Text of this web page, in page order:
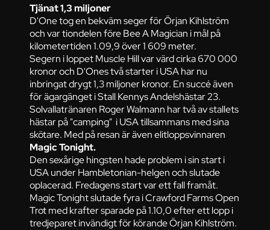
Tjänat 1,3 miljoner
D'One tog en bekväm seger för Örjan Kihlström
och var tiondelen före Bee A Magician i mål på
kilometertiden 1.09,9 över 1 609 meter.
Segern i loppet Muscle Hill var värd cirka 670 000
kronor och D'Ones två starter i USA har nu
inbringat drygt 1,3 miljoner kronor. En succé även
för ägargänget i Stall Kennys Andelshästar 23.
Solvallatränaren Roger Walmann har två av stallets
hästar på "camping" i USA tillsammans med sina
skötare. Med på resan är även elitloppsvinnaren
Magic Tonight.
Den sexårige hingsten hade problem i sin start i
USA under Hambletonian-helgen och slutade
oplacerad. Fredagens start var ett fall framåt.
Magic Tonight slutade fyra i Crawford Farms Open
Trot med krafter sparade på 1.10,0 efter ett lopp i
tredjeparet invändigt för körande Örjan Kihlström.